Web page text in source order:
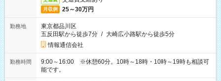
月収例 25～30万円
勤務地
東京都品川区
五反田駅から徒歩7分 / 大崎広小路駅から徒歩5分
情報通信会社
勤務時間
9:00～16:00 ※休憩60分。10時～18時・10時～19時も相談可
能です。